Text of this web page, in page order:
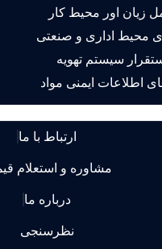
اور محیط کار
اداری و صنعتی
سیستم تهویه
اطلاعات ایمنی مواد
ارتباط با ما
مشاوره و استعلام قیمت
درباره ما
نظرسنجی